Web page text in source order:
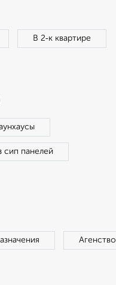
В 2‑к квартире
сип панелей
Агенство